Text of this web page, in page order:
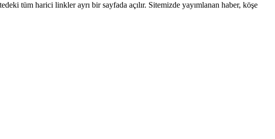
tüm harici linkler ayrı bir sayfada açılır. Sitemizde yayımlanan haber, köşe